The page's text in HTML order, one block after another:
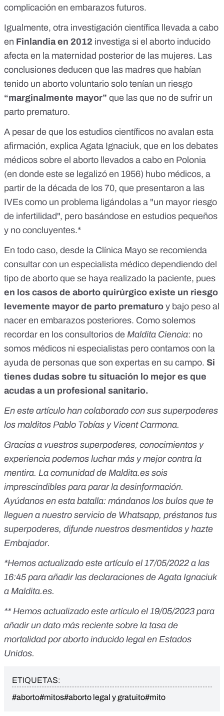
complicación en embarazos futuros.
Igualmente, otra investigación científica llevada a cabo
en Finlandiaen 2012 investiga si el aborto inducido
afecta en la maternidad posterior de las mujeres. Las
conclusiones deducen que las madres que habían
tenido un aborto voluntario solo tenían un riesgo
“marginalmente mayor” que las que no de sufrir un
parto prematuro.
A pesar de que los estudios científicos no avalan esta
afirmación, explica Agata Ignaciuk, que en los debates
médicos sobre el aborto llevados a cabo en Polonia
(en donde este se legalizó en 1956) hubo médicos, a
partir de la década de los 70, que presentaron a las
IVEs como un problema ligándolas a "un mayor riesgo
de infertilidad", pero basándose en estudios pequeños
y no concluyentes.*
En todo caso, desde la Clínica Mayo se recomienda
consultar con un especialista médico dependiendo del
tipo de aborto que se haya realizado la paciente, pues
en los casos de aborto quirúrgico existe un riesgo
levemente mayor de parto prematuro y bajo peso al
nacer en embarazos posteriores. Como solemos
recordar en los consultorios de Maldita Ciencia: no
somos médicos ni especialistas pero contamos con la
ayuda de personas que son expertas en su campo. Si
tienes dudas sobre tu situación lo mejor es que
acudas a un profesional sanitario.
En este artículo han colaborado con sus superpoderes
los malditos Pablo Tobías y Vicent Carmona.
Gracias a vuestros superpoderes, conocimientos y
experiencia podemos luchar más y mejor contra la
mentira. La comunidad de Maldita.es sois
imprescindibles para parar la desinformación.
Ayúdanos en esta batalla: mándanos los bulos que te
lleguen a nuestro servicio de Whatsapp, préstanos tus
superpoderes, difunde nuestros desmentidos y hazte
Embajador.
*Hemos actualizado este artículo el 17/05/2022 a las
16:45 para añadir las declaraciones de Agata Ignaciuk
a Maldita.es.
** Hemos actualizado este artículo el 19/05/2023 para
añadir un dato más reciente sobre la tasa de
mortalidad por aborto inducido legal en Estados
Unidos.
ETIQUETAS:
#aborto#mitos#aborto legal y gratuito#mito